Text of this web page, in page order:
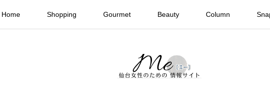
Home Shopping Gourmet Beauty Column